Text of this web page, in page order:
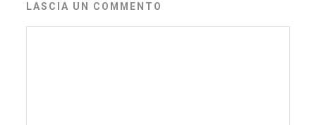
LASCIA UN COMMENTO